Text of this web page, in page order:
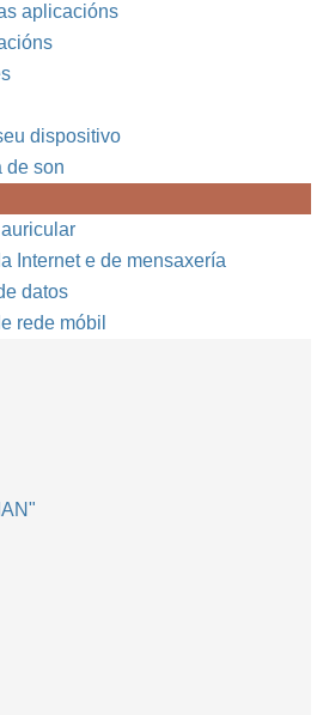
aplicacións
dispositivo
de son
Internet e de mensaxería
datos
rede móbil